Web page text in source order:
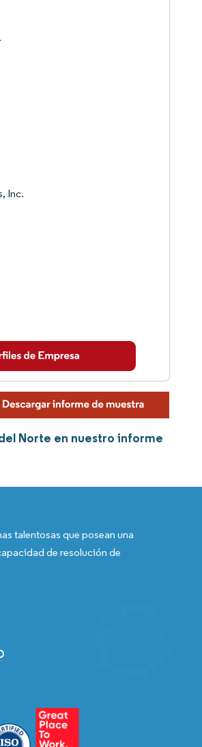
Inc.
Norte en nuestro informe
talentosas que posean una
de resolución de